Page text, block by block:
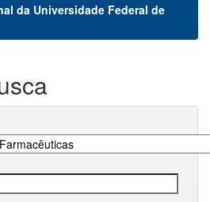
da Universidade Federal de